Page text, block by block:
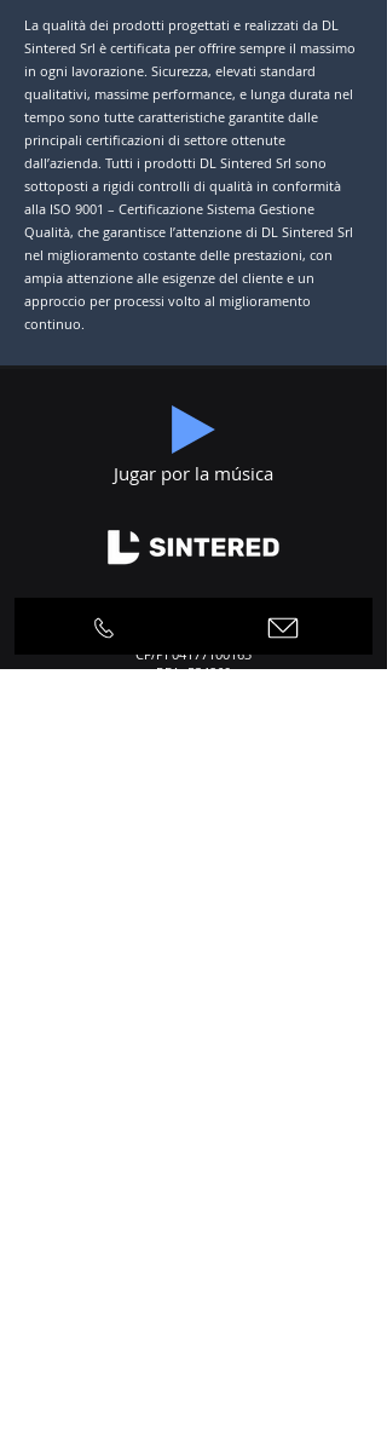
La qualità dei prodotti progettati e realizzati da DL
Sintered Srl è certificata per offrire sempre il massimo
in ogni lavorazione. Sicurezza, elevati standard
qualitativi, massime performance, e lunga durata nel
tempo sono tutte caratteristiche garantite dalle
principali certificazioni di settore ottenute
dall’azienda. Tutti i prodotti DL Sintered Srl sono
sottoposti a rigidi controlli di qualità in conformità
alla ISO 9001 – Certificazione Sistema Gestione
Qualità, che garantisce l’attenzione di DL Sintered Srl
nel miglioramento costante delle prestazioni, con
ampia attenzione alle esigenze del cliente e un
approccio per processi volto al miglioramento
continuo.
Jugar por la música
24050 Cortenuova (BG), Italia
CF/PI 04177100163
REA: 534860